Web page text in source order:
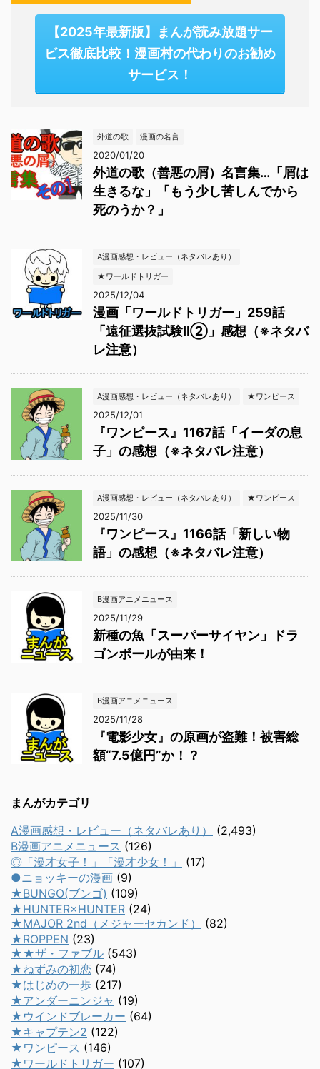
【2025年最新版】まんが読み放題サー
ビス徹底比較！漫画村の代わりのお勧め
サービス！
外道の歌 漫画の名言
2020/01/20
外道の歌（善悪の屑）名言集…「屑は
生きるな」「もう少し苦しんでから
死のうか？」
A漫画感想・レビュー（ネタバレあり）
★ワールドトリガー
2025/12/04
漫画「ワールドトリガー」259話
「遠征選抜試験Ⅱ②」感想（※ネタバ
レ注意）
A漫画感想・レビュー（ネタバレあり） ★ワンピース
2025/12/01
『ワンピース』1167話「イーダの息
子」の感想（※ネタバレ注意）
A漫画感想・レビュー（ネタバレあり） ★ワンピース
2025/11/30
『ワンピース』1166話「新しい物
語」の感想（※ネタバレ注意）
B漫画アニメニュース
2025/11/29
新種の魚「スーパーサイヤン」ドラ
ゴンボールが由来！
B漫画アニメニュース
2025/11/28
『電影少女』の原画が盗難！被害総
額“7.5億円”か！？
まんがカテゴリ
A漫画感想・レビュー（ネタバレあり）
(2,493)
B漫画アニメニュース (126)
◎「漫才女子！」「漫才少女！」
(17)
●ニョッキーの漫画 (9)
★BUNGO(ブンゴ) (109)
★HUNTER×HUNTER (24)
★MAJOR 2nd（メジャーセカンド）
(82)
★ROPPEN (23)
★★ザ・ファブル (543)
★ねずみの初恋 (74)
★はじめの一歩 (217)
★アンダーニンジャ (19)
★ウインドブレーカー (64)
★キャプテン2 (122)
★ワンピース (146)
★ワールドトリガー (107)